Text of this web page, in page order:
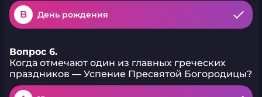
B День рождения
Вопрос 6.
Когда отмечают один из главных греческих
праздников — Успение Пресвятой Богородицы?